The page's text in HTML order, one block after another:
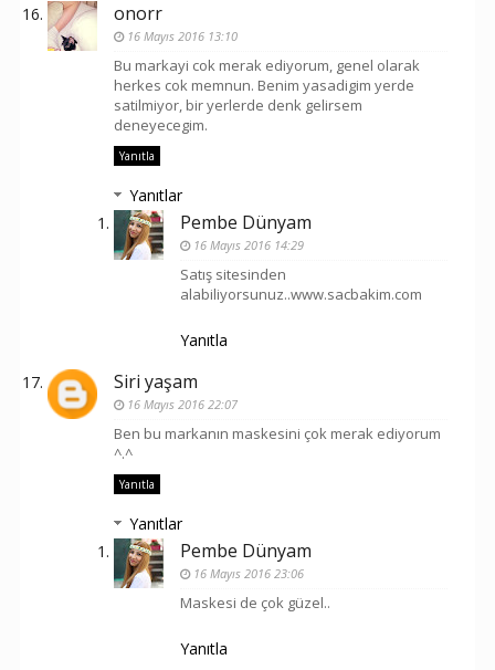
onorr
16 Mayıs 2016 13:10
Bu markayi cok merak ediyorum, genel olarak
herkes cok memnun. Benim yasadigim yerde
satilmiyor, bir yerlerde denk gelirsem
deneyecegim.
Yanıtla
Yanıtlar
Pembe Dünyam
16 Mayıs 2016 14:29
Satış sitesinden
alabiliyorsunuz..www.sacbakim.com
Yanıtla
Siri yaşam
16 Mayıs 2016 22:07
Ben bu markanın maskesini çok merak ediyorum
^.^
Yanıtla
Yanıtlar
Pembe Dünyam
16 Mayıs 2016 23:06
Maskesi de çok güzel..
Yanıtla